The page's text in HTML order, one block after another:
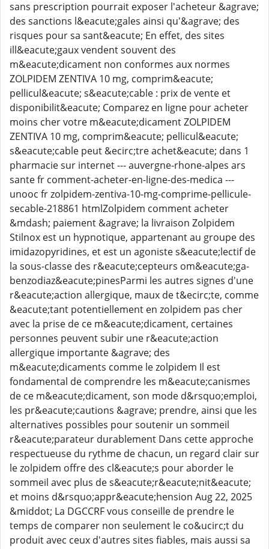
sans prescription pourrait exposer l'acheteur &agrave;
des sanctions l&eacute;gales ainsi qu'&agrave; des
risques pour sa sant&eacute; En effet, des sites
ill&eacute;gaux vendent souvent des
m&eacute;dicament non conformes aux normes
ZOLPIDEM ZENTIVA 10 mg, comprim&eacute;
pellicul&eacute; s&eacute;cable : prix de vente et
disponibilit&eacute; Comparez en ligne pour acheter
moins cher votre m&eacute;dicament ZOLPIDEM
ZENTIVA 10 mg, comprim&eacute; pellicul&eacute;
s&eacute;cable peut &ecirc;tre achet&eacute; dans 1
pharmacie sur internet --- auvergne-rhone-alpes ars
sante fr comment-acheter-en-ligne-des-medica ---
unooc fr zolpidem-zentiva-10-mg-comprime-pellicule-
secable-218861 htmlZolpidem comment acheter
&mdash; paiement &agrave; la livraison Zolpidem
Stilnox est un hypnotique, appartenant au groupe des
imidazopyridines, et est un agoniste s&eacute;lectif de
la sous-classe des r&eacute;cepteurs om&eacute;ga-
benzodiaz&eacute;pinesParmi les autres signes d'une
r&eacute;action allergique, maux de t&ecirc;te, comme
&eacute;tant potentiellement en zolpidem pas cher
avec la prise de ce m&eacute;dicament, certaines
personnes peuvent subir une r&eacute;action
allergique importante &agrave; des
m&eacute;dicaments comme le zolpidem Il est
fondamental de comprendre les m&eacute;canismes
de ce m&eacute;dicament, son mode d&rsquo;emploi,
les pr&eacute;cautions &agrave; prendre, ainsi que les
alternatives possibles pour soutenir un sommeil
r&eacute;parateur durablement Dans cette approche
respectueuse du rythme de chacun, un regard clair sur
le zolpidem offre des cl&eacute;s pour aborder le
sommeil avec plus de s&eacute;r&eacute;nit&eacute;
et moins d&rsquo;appr&eacute;hension Aug 22, 2025
&middot; La DGCCRF vous conseille de prendre le
temps de comparer non seulement le co&ucirc;t du
produit avec ceux d'autres sites fiables, mais aussi sa